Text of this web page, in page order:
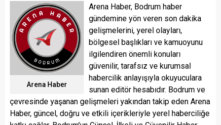
Arena Haber
Arena Haber, Bodrum haber
gündemine yön veren son dakika
gelişmelerini, yerel olayları,
bölgesel başlıkları ve kamuoyunu
ilgilendiren önemli konuları
güvenilir, tarafsız ve kurumsal
habercilik anlayışıyla okuyuculara
sunan editör hesabıdır. Bodrum ve
çevresinde yaşanan gelişmeleri yakından takip eden Arena
Haber, güncel, doğru ve etkili içerikleriyle yerel haberciliğe